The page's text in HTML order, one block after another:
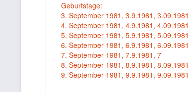
Geburtstage:
3. September 1981, 3.9.1981, 3.09.1981
4. September 1981, 4.9.1981, 4.09.1981
5. September 1981, 5.9.1981, 5.09.1981
6. September 1981, 6.9.1981, 6.09.1981
7. September 1981, 7.9.1981, 7
8. September 1981, 8.9.1981, 8.09.1981
9. September 1981, 9.9.1981, 9.09.1981